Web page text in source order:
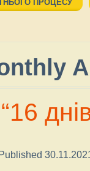
ПРОЦЕСУ
“16
Published